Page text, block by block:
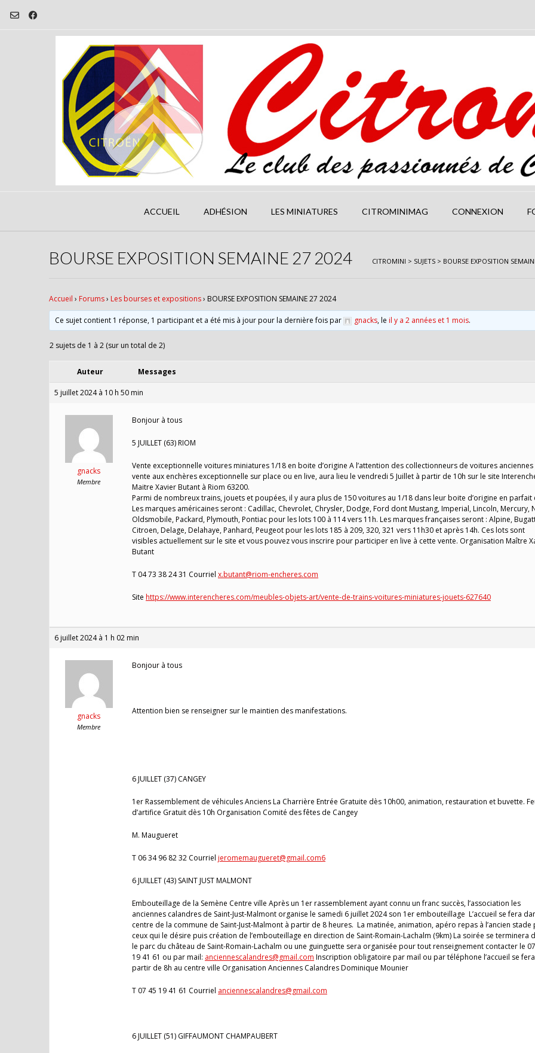
ACCUEIL ADHÉSION LES MINIATURES CITROMINIMAG CONNEXION
BOURSE EXPOSITION SEMAINE 27 2024 CITROMINI > SUJETS > BOURSE EXPOSITION
Accueil › Forums› Les bourses et expositions› BOURSE EXPOSITION SEMAINE 27 2024
Ce sujet contient 1 réponse, 1 participant et a été mis à jour pour la dernière fois par gnacks, leil y a 2 années et 1 mois.
2 sujets de 1 à 2 (sur un total de 2)
Auteur Messages
5 juillet 2024 à 10 h 50 min
gnacks
Membre
Bonjour à tous
5 JUILLET (63) RIOM
Vente exceptionnelle voitures miniatures 1/18 en boite d’origine A l’attention des collectionneurs de voitures
vente aux enchères exceptionnelle sur place ou en live, aura lieu le vendredi 5 Juillet à partir de 10h sur le site
Maitre Xavier Butant à Riom 63200.
Parmi de nombreux trains, jouets et poupées, il y aura plus de 150 voitures au 1/18 dans leur boite d’origine en parfait
Les marques américaines seront : Cadillac, Chevrolet, Chrysler, Dodge, Ford dont Mustang, Imperial, Lincoln, Mercury,
Oldsmobile, Packard, Plymouth, Pontiac pour les lots 100 à 114 vers 11h. Les marques françaises seront : Alpine,
Citroen, Delage, Delahaye, Panhard, Peugeot pour les lots 185 à 209, 320, 321 vers 11h30 et après 14h. Ces lots sont
visibles actuellement sur le site et vous pouvez vous inscrire pour participer en live à cette vente. Organisation Maître
Butant
T 04 73 38 24 31 Courriel x.butant@riom-encheres.com
Site https://www.interencheres.com/meubles-objets-art/vente-de-trains-voitures-miniatures-jouets-627640
6 juillet 2024 à 1 h 02 min
gnacks
Membre
Bonjour à tous
Attention bien se renseigner sur le maintien des manifestations.
6 JUILLET (37) CANGEY
1er Rassemblement de véhicules Anciens La Charrière Entrée Gratuite dès 10h00, animation, restauration et buvette.
d’artifice Gratuit dès 10h Organisation Comité des fêtes de Cangey
M. Maugueret
T 06 34 96 82 32 Courriel jeromemaugueret@gmail.com6
6 JUILLET (43) SAINT JUST MALMONT
Embouteillage de la Semène Centre ville Après un 1er rassemblement ayant connu un franc succès, l’association les
anciennes calandres de Saint-Just-Malmont organise le samedi 6 juillet 2024 son 1er embouteillage L’accueil se fera
centre de la commune de Saint-Just-Malmont à partir de 8 heures. La matinée, animation, apéro repas à l’ancien stade
ceux qui le désire puis création de l’embouteillage en direction de Saint-Romain-Lachalm (9km) La soirée se terminera
le parc du château de Saint-Romain-Lachalm ou une guinguette sera organisée pour tout renseignement contacter le
19 41 61 ou par mail: anciennescalandres@gmail.com Inscription obligatoire par mail ou par téléphone l’accueil se
partir de 8h au centre ville Organisation Anciennes Calandres Dominique Mounier
T 07 45 19 41 61 Courriel anciennescalandres@gmail.com
6 JUILLET (51) GIFFAUMONT CHAMPAUBERT